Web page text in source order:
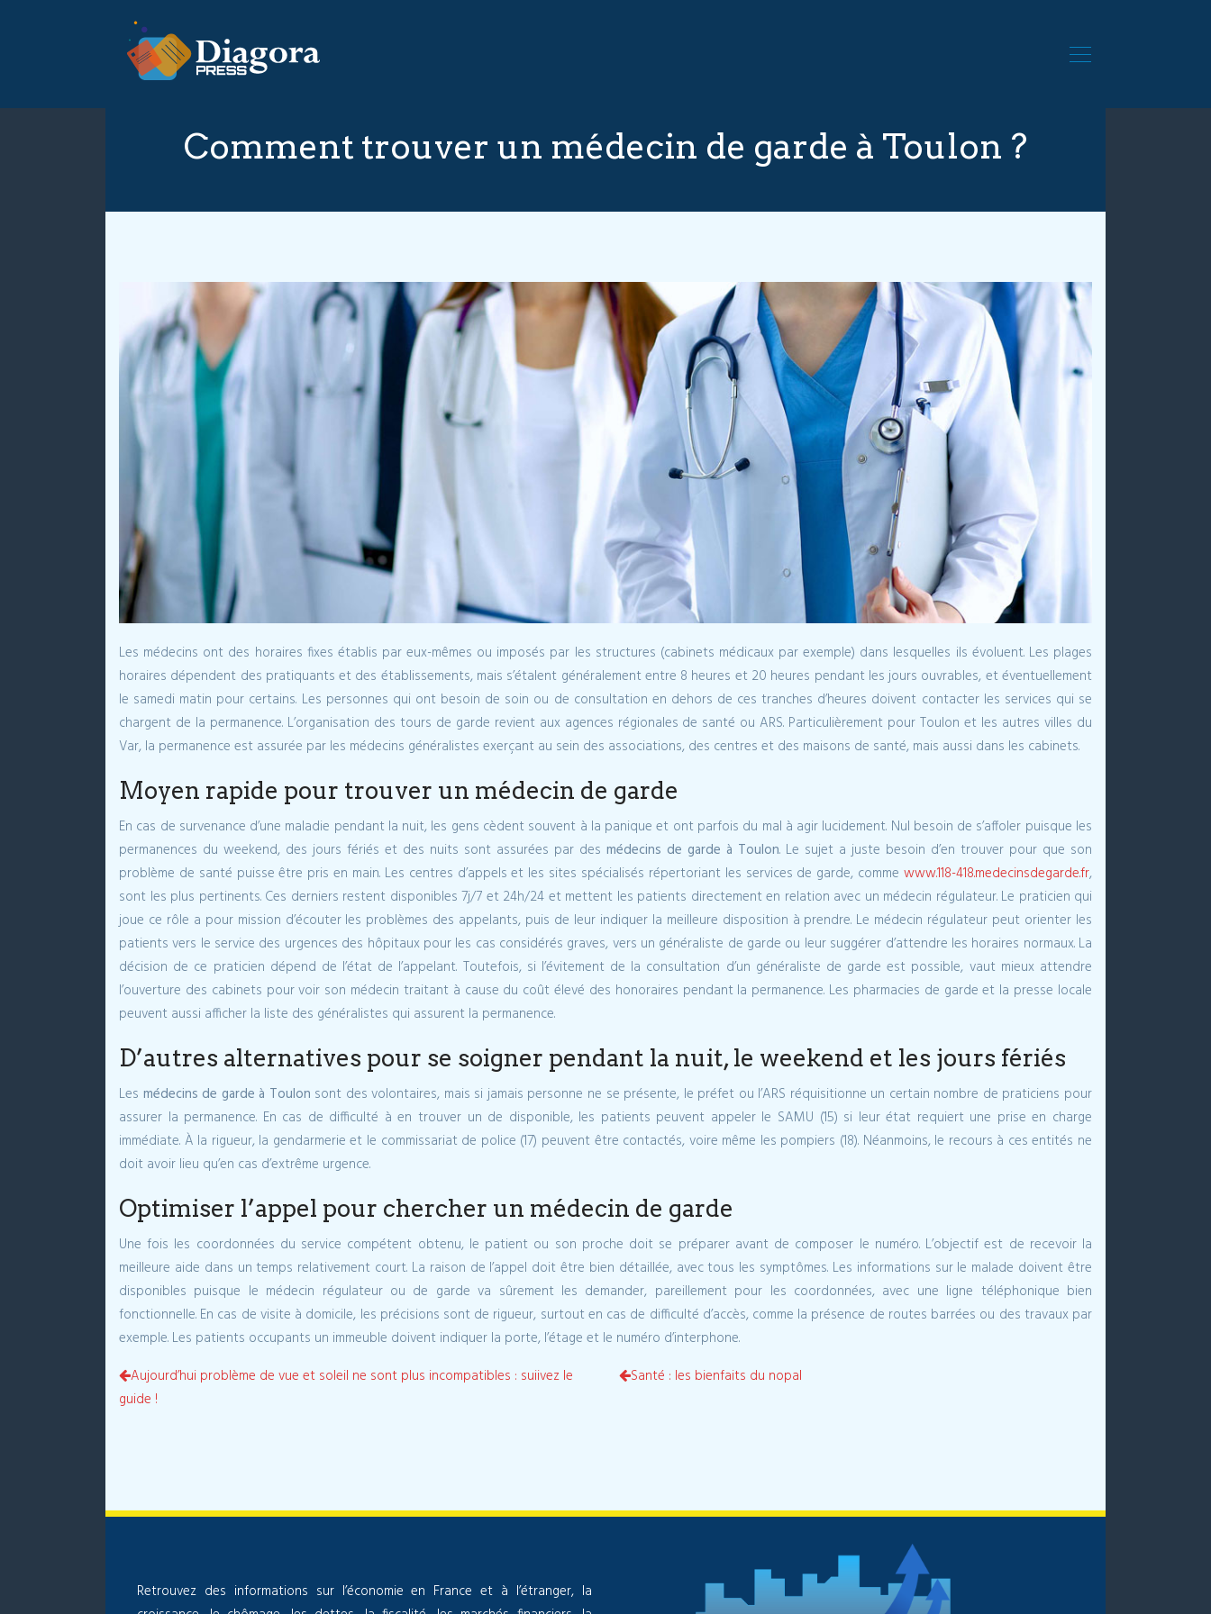
Comment trouver un médecin de garde à Toulon ?
Les médecins ont des horaires fixes établis par eux-mêmes ou imposés par les structures (cabinets médicaux par exemple) dans lesquelles ils évoluent. Les plages
horaires dépendent des pratiquants et des établissements, mais s’étalent généralement entre 8 heures et 20 heures pendant les jours ouvrables, et éventuellement
le samedi matin pour certains. Les personnes qui ont besoin de soin ou de consultation en dehors de ces tranches d’heures doivent contacter les services qui se
chargent de la permanence. L’organisation des tours de garde revient aux agences régionales de santé ou ARS. Particulièrement pour Toulon et les autres villes du
Var, la permanence est assurée par les médecins généralistes exerçant au sein des associations, des centres et des maisons de santé, mais aussi dans les cabinets.
Moyen rapide pour trouver un médecin de garde
En cas de survenance d’une maladie pendant la nuit, les gens cèdent souvent à la panique et ont parfois du mal à agir lucidement. Nul besoin de s’affoler puisque les
permanences du weekend, des jours fériés et des nuits sont assurées par des médecins de garde à Toulon. Le sujet a juste besoin d’en trouver pour que son
problème de santé puisse être pris en main. Les centres d’appels et les sites spécialisés répertoriant les services de garde, comme www.118-418.medecinsdegarde.fr,
sont les plus pertinents. Ces derniers restent disponibles 7j/7 et 24h/24 et mettent les patients directement en relation avec un médecin régulateur. Le praticien qui
joue ce rôle a pour mission d’écouter les problèmes des appelants, puis de leur indiquer la meilleure disposition à prendre. Le médecin régulateur peut orienter les
patients vers le service des urgences des hôpitaux pour les cas considérés graves, vers un généraliste de garde ou leur suggérer d’attendre les horaires normaux. La
décision de ce praticien dépend de l’état de l’appelant. Toutefois, si l’évitement de la consultation d’un généraliste de garde est possible, vaut mieux attendre
l’ouverture des cabinets pour voir son médecin traitant à cause du coût élevé des honoraires pendant la permanence. Les pharmacies de garde et la presse locale
peuvent aussi afficher la liste des généralistes qui assurent la permanence.
D’autres alternatives pour se soigner pendant la nuit, le weekend et les jours fériés
Les médecins de garde à Toulon sont des volontaires, mais si jamais personne ne se présente, le préfet ou l’ARS réquisitionne un certain nombre de praticiens pour
assurer la permanence. En cas de difficulté à en trouver un de disponible, les patients peuvent appeler le SAMU (15) si leur état requiert une prise en charge
immédiate. À la rigueur, la gendarmerie et le commissariat de police (17) peuvent être contactés, voire même les pompiers (18). Néanmoins, le recours à ces entités ne
doit avoir lieu qu’en cas d’extrême urgence.
Optimiser l’appel pour chercher un médecin de garde
Une fois les coordonnées du service compétent obtenu, le patient ou son proche doit se préparer avant de composer le numéro. L’objectif est de recevoir la
meilleure aide dans un temps relativement court. La raison de l’appel doit être bien détaillée, avec tous les symptômes. Les informations sur le malade doivent être
disponibles puisque le médecin régulateur ou de garde va sûrement les demander, pareillement pour les coordonnées, avec une ligne téléphonique bien
fonctionnelle. En cas de visite à domicile, les précisions sont de rigueur, surtout en cas de difficulté d’accès, comme la présence de routes barrées ou des travaux par
exemple. Les patients occupants un immeuble doivent indiquer la porte, l’étage et le numéro d’interphone.
Aujourd’hui problème de vue et soleil ne sont plus incompatibles : suiivez le
guide !
Santé : les bienfaits du nopal
Retrouvez des informations sur l’économie en France et à l’étranger, la